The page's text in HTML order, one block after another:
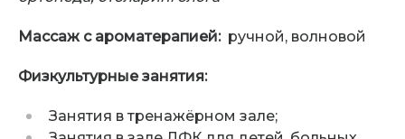
Массаж с ароматерапией:ручной, волновой
Физкультурные занятия:
Занятия в тренажёрном зале;